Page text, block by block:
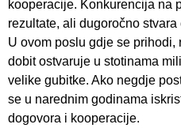
kooperacije. Konkurencija na
rezultate, ali dugoročno
U ovom poslu gdje se
dobit ostvaruje u stotinama
velike gubitke. Ako negdje
se u narednim godinama
dogovora i kooperacije.